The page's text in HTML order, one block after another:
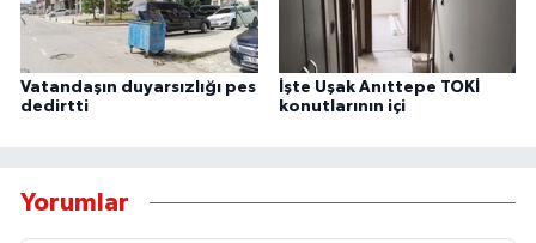
Vatandaşın duyarsızlığı pes
dedirtti
İşte Uşak Anıttepe TOKİ
konutlarının içi
Yorumlar